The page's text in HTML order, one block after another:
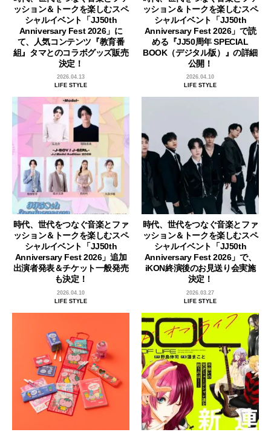
ッション＆トークを楽しむスペ
シャルイベント「JJ50th
Anniversary Fest 2026」に
て、人気コンテンツ『教育番
組』タマとのコラボグッズ販売
決定！
2026.04.13
LIFE STYLE
ッション＆トークを楽しむスペ
シャルイベント「JJ50th
Anniversary Fest 2026」で読
める『JJ50周年 SPECIAL
BOOK（デジタル版）』の詳細
公開！
2026.04.10
LIFE STYLE
時代、世代をつなぐ音楽とファ
ッション＆トークを楽しむスペ
シャルイベント「JJ50th
Anniversary Fest 2026」追加
出演者発表＆チケット一般発売
も決定！
2026.04.10
LIFE STYLE
時代、世代をつなぐ音楽とファ
ッション＆トークを楽しむスペ
シャルイベント「JJ50th
Anniversary Fest 2026」で、
iKON終演後のお見送り会実施
決定！
2026.03.27
LIFE STYLE